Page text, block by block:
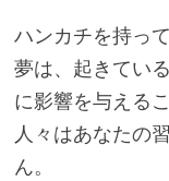
ハンカチを持っ
夢は、起きてい
に影響を与える
人々はあなたの
ん。